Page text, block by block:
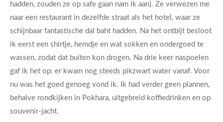
hadden, zouden ze op safe gaan nam ik aan). Ze verwezen me
naar een restaurant in dezelfde straat als het hotel, waar ze
schijnbaar fantastische dal baht hadden. Na het ontbijt besloot
ik eerst een shirtje, hemdje en wat sokken en ondergoed te
wassen, zodat dat buiten kon drogen. Na drie keer naspoelen
gaf ik het op: er kwam nog steeds pikzwart water vanaf. Voor
nu was het goed genoeg vond ik. Ik had verder geen plannen,
behalve rondkijken in Pokhara, uitgebreid koffiedrinken en op
souvenir-jacht.